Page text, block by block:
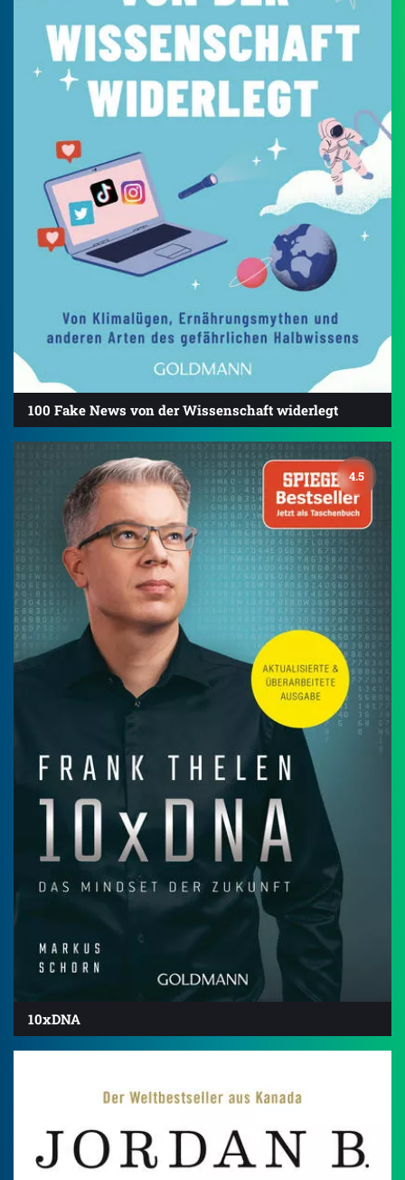
100 Fake News von der Wissenschaft widerlegt
4.5
10xDNA